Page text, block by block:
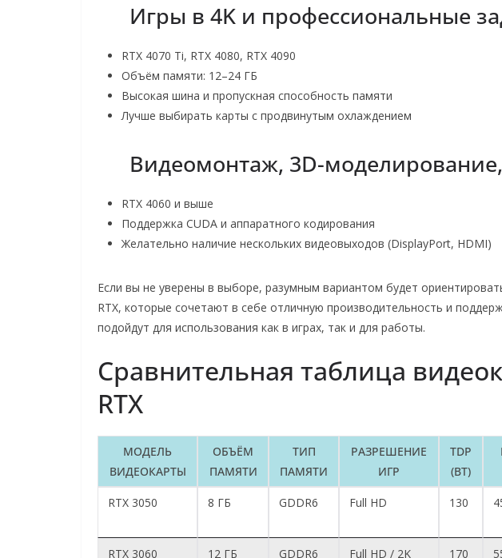
Игры в 4K и профессиональные
RTX 4070 Ti, RTX 4080, RTX 4090
Объём памяти: 12–24 ГБ
Высокая шина и пропускная способность памяти
Лучше выбирать карты с продвинутым охлаждением
Видеомонтаж, 3D-
RTX 4060 и выше
Поддержка CUDA и аппаратного кодирования
Желательно наличие нескольких видеовыходов (DisplayPort, HDMI)
Если вы не уверены в выборе, разумным вариантом будет
RTX, которые сочетают в себе отличную производительность и
подойдут для использования как в играх, так и для работы.
Сравнительная таблица
RTX
МОДЕЛЬ
ВИДЕОКАРТЫ
ОБЪЁМ
ПАМЯТИ
ТИП
ПАМЯТИ
РАЗРЕШЕНИЕ
ИГР
TDP
(ВТ)
RTX 3050 8 ГБ GDDR6 Full HD 130
RTX 3060 12 ГБ GDDR6 Full HD / 2K 170